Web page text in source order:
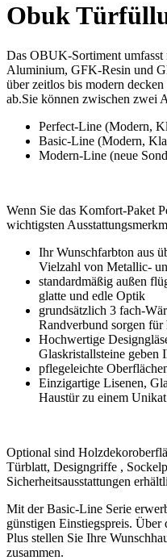
Obuk
Das OBUK-Sortiment umfasst
Aluminium, GFK-Resin und
über zeitlos bis modern
ab.Sie können zwischen zwei
Perfect-Line (Modern,
Basic-Line (Modern,
Modern-Line (neue
Wenn Sie das Komfort-Paket
wichtigsten
Ihr Wunschfarbton aus
Vielzahl von Metallic-
standardmäßig außen
glatte und edle Optik
grundsätzlich 3 fach-
Randverbund sorgen
Hochwertige
Glaskristallsteine geben
pflegeleichte
Einzigartige Lisenen,
Haustür zu einem
Optional sind
Türblatt, Designgriffe ,
Sicherheitsausstattungen
Mit der Basic-Line Serie
günstigen Einstiegspreis.
Plus stellen Sie Ihre
zusammen.